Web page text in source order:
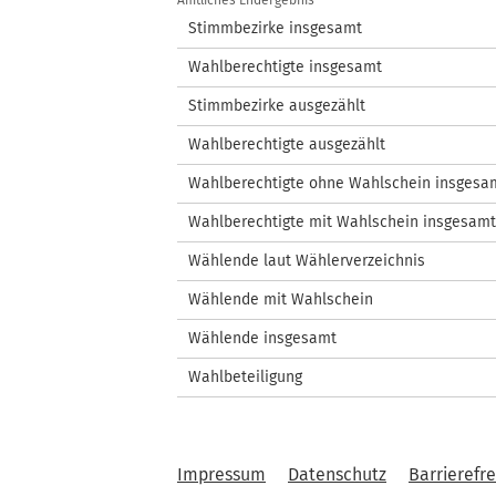
Wahlstatistik
Stimmbezirke insgesamt
Wahlberechtigte insgesamt
Stimmbezirke ausgezählt
Wahlberechtigte ausgezählt
Wahlberechtigte ohne Wahlschein
Wahlberechtigte mit Wahlschein insgesamt
Wählende laut Wählerverzeichnis
Wählende mit Wahlschein
Wählende insgesamt
Wahlbeteiligung
Impressum Datenschutz